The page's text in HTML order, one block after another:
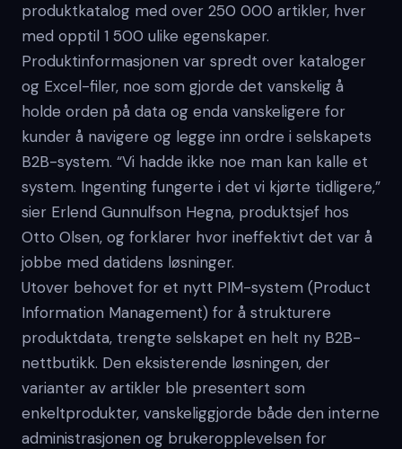
produktkatalog med over 250 000 artikler, hver
med opptil 1 500 ulike egenskaper.
Produktinformasjonen var spredt over kataloger
og Excel-filer, noe som gjorde det vanskelig å
holde orden på data og enda vanskeligere for
kunder å navigere og legge inn ordre i selskapets
B2B-system. “Vi hadde ikke noe man kan kalle et
system. Ingenting fungerte i det vi kjørte tidligere,”
sier Erlend Gunnulfson Hegna, produktsjef hos
Otto Olsen, og forklarer hvor ineffektivt det var å
jobbe med datidens løsninger.
Utover behovet for et nytt PIM-system (Product
Information Management) for å strukturere
produktdata, trengte selskapet en helt ny B2B-
nettbutikk. Den eksisterende løsningen, der
varianter av artikler ble presentert som
enkeltprodukter, vanskeliggjorde både den interne
administrasjonen og brukeropplevelsen for